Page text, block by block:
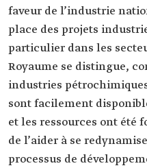
faveur de l’industrie
place des projets
particulier dans les
Royaume se distingue,
industries
sont facilement
et les ressources ont été
de l’aider à se
processus de